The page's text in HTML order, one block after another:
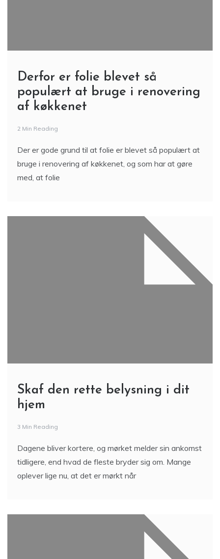
Derfor er folie blevet så
populært at bruge i renovering
af køkkenet
2 Min Reading
Der er gode grund til at folie er blevet så populært at
bruge i renovering af køkkenet, og som har at gøre
med, at folie
Skaf den rette belysning i dit
hjem
3 Min Reading
Dagene bliver kortere, og mørket melder sin ankomst
tidligere, end hvad de fleste bryder sig om. Mange
oplever lige nu, at det er mørkt når